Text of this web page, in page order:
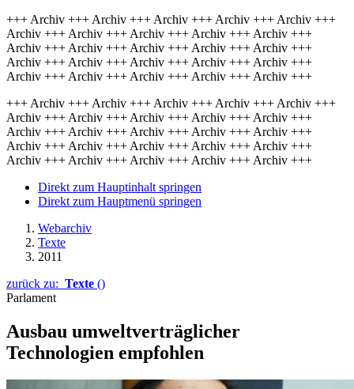
+++ Archiv +++ Archiv +++ Archiv +++ Archiv +++ Archiv +++
Archiv +++ Archiv +++ Archiv +++ Archiv +++ Archiv +++
Archiv +++ Archiv +++ Archiv +++ Archiv +++ Archiv +++
Archiv +++ Archiv +++ Archiv +++ Archiv +++ Archiv +++
Archiv +++ Archiv +++ Archiv +++ Archiv +++ Archiv +++
+++ Archiv +++ Archiv +++ Archiv +++ Archiv +++ Archiv +++
Archiv +++ Archiv +++ Archiv +++ Archiv +++ Archiv +++
Archiv +++ Archiv +++ Archiv +++ Archiv +++ Archiv +++
Archiv +++ Archiv +++ Archiv +++ Archiv +++ Archiv +++
Archiv +++ Archiv +++ Archiv +++ Archiv +++ Archiv +++
Direkt zum Hauptinhalt springen
Direkt zum Hauptmenü springen
Webarchiv
Texte
2011
zurück zu: Texte ()
Parlament
Ausbau umweltverträglicher
Technologien empfohlen